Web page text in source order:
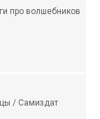
про волшебников
/ Самиздат